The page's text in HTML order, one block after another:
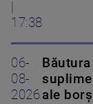
17:38
06-
08-
2026ale